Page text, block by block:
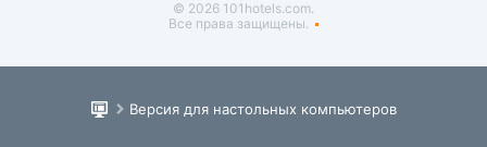
© 2026 101hotels.com.
Все права защищены.
Версия для настольных компьютеров